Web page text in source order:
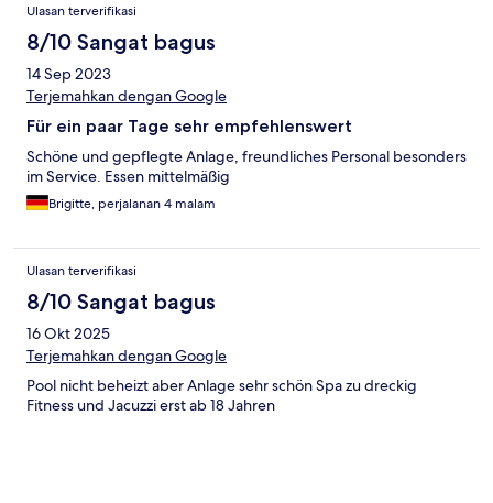
Ulasan terverifikasi
8/10 Sangat bagus
14 Sep 2023
Terjemahkan dengan Google
Für ein paar Tage sehr empfehlenswert
Schöne und gepflegte Anlage, freundliches Personal besonders
im Service. Essen mittelmäßig
Brigitte, perjalanan 4 malam
Ulasan terverifikasi
8/10 Sangat bagus
16 Okt 2025
Terjemahkan dengan Google
Pool nicht beheizt aber Anlage sehr schön Spa zu dreckig
Fitness und Jacuzzi erst ab 18 Jahren